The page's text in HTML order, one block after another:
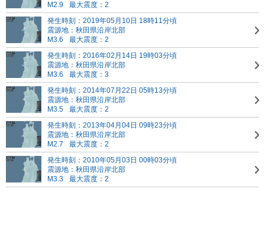
M2.9
最大震度：2
発生時刻：2019年05月10日 18時11分頃
震源地：秋田県沿岸北部
M3.6
最大震度：2
発生時刻：2016年02月14日 19時03分頃
震源地：秋田県沿岸北部
M3.6
最大震度：3
発生時刻：2014年07月22日 05時13分頃
震源地：秋田県沿岸北部
M3.5
最大震度：2
発生時刻：2013年04月04日 09時23分頃
震源地：秋田県沿岸北部
M2.7
最大震度：2
発生時刻：2010年05月03日 00時03分頃
震源地：秋田県沿岸北部
M3.3
最大震度：2